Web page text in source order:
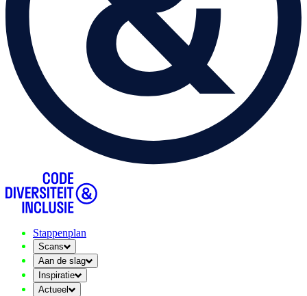
Stappenplan
Scans
Aan de slag
Inspiratie
Actueel